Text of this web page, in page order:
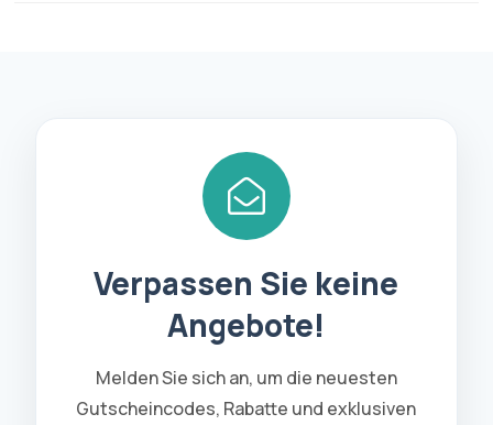
Verpassen Sie keine
Angebote!
Melden Sie sich an, um die neuesten
Gutscheincodes, Rabatte und exklusiven